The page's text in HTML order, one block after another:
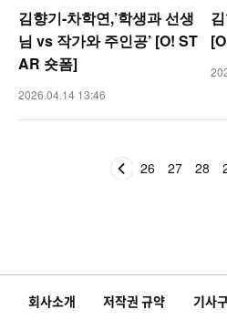
김향기-차학연,’학생과 선생
님 vs 작가와 주인공’ [O! ST
AR 숏폼]
2026.04.14 13:46
26 27 28
회사소개 저작권 규약 기사